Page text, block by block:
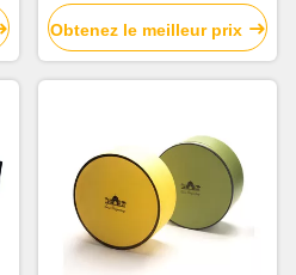
des bijoux
Obtenez le meilleur prix